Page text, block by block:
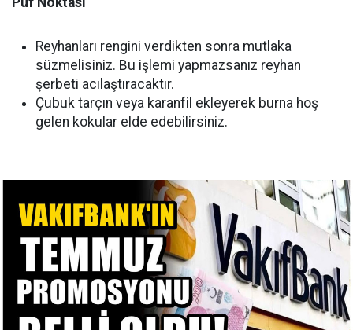
Reyhanları rengini verdikten sonra mutlaka
süzmelisiniz. Bu işlemi yapmazsanız reyhan
şerbeti acılaştıracaktır.
Çubuk tarçın veya karanfil ekleyerek burna hoş
gelen kokular elde edebilirsiniz.